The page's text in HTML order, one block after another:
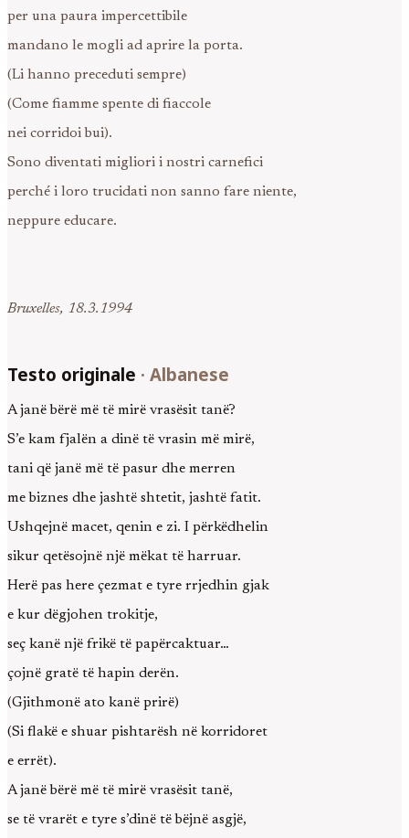
per una paura impercettibile
mandano le mogli ad aprire la porta.
(Li hanno preceduti sempre)
(Come fiamme spente di fiaccole
nei corridoi bui).
Sono diventati migliori i nostri carnefici
perché i loro trucidati non sanno fare niente,
neppure educare.
Bruxelles, 18.3.1994
Testo originale · Albanese
A janë bërë më të mirë vrasësit tanë?
S’e kam fjalën a dinë të vrasin më mirë,
tani që janë më të pasur dhe merren
me biznes dhe jashtë shtetit, jashtë fatit.
Ushqejnë macet, qenin e zi. I përkëdhelin
sikur qetësojnë një mëkat të harruar.
Herë pas here çezmat e tyre rrjedhin gjak
e kur dëgjohen trokitje,
seç kanë një frikë të papërcaktuar…
çojnë gratë të hapin derën.
(Gjithmonë ato kanë prirë)
(Si flakë e shuar pishtarësh në korridoret
e errët).
A janë bërë më të mirë vrasësit tanë,
se të vrarët e tyre s’dinë të bëjnë asgjë,